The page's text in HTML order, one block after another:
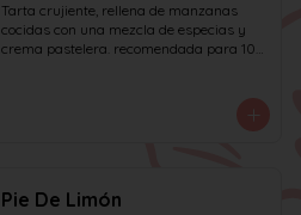
Tarta crujiente, rellena de manzanas
cocidas con una mezcla de especias y
crema pastelera. recomendada para 10
Pie De Limón